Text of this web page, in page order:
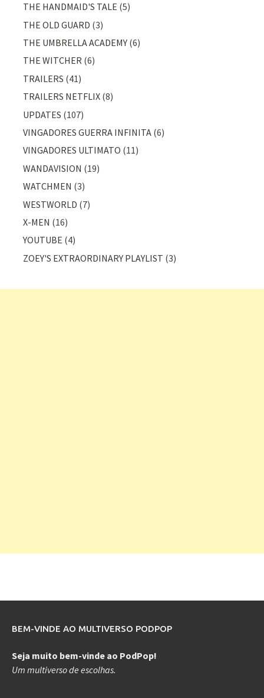
THE HANDMAID'S TALE (5)
THE OLD GUARD (3)
THE UMBRELLA ACADEMY (6)
THE WITCHER (6)
TRAILERS (41)
TRAILERS NETFLIX (8)
UPDATES (107)
VINGADORES GUERRA INFINITA (6)
VINGADORES ULTIMATO (11)
WANDAVISION (19)
WATCHMEN (3)
WESTWORLD (7)
X-MEN (16)
YOUTUBE (4)
ZOEY'S EXTRAORDINARY PLAYLIST (3)
BEM-VINDE AO MULTIVERSO PODPOP
Seja muito bem-vinde ao PodPop!
Um multiverso de escolhas.